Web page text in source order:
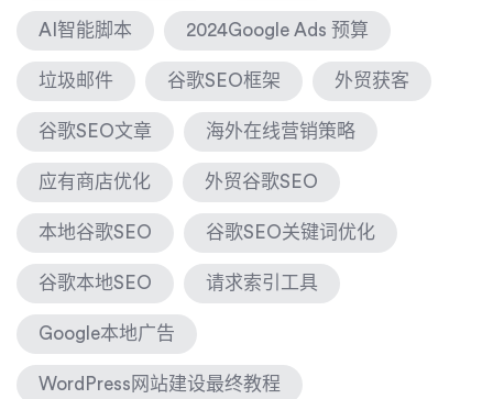
AI智能脚本 2024Google Ads 预算
垃圾邮件 谷歌SEO框架 外贸获客
谷歌SEO文章 海外在线营销策略
应有商店优化 外贸谷歌SEO
本地谷歌SEO 谷歌SEO关键词优化
谷歌本地SEO 请求索引工具
Google本地广告
WordPress网站建设最终教程